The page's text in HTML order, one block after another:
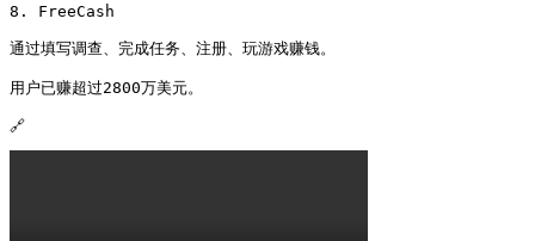
8. FreeCash
通过填写调查、完成任务、注册、玩游戏赚钱。
用户已赚超过2800万美元。
🔗